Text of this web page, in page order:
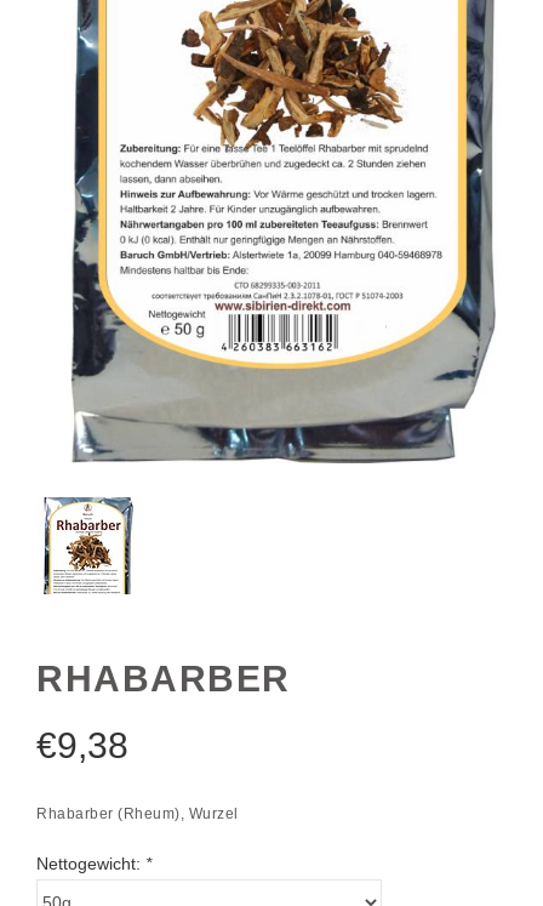
RHABARBER
€9,38
Rhabarber (Rheum), Wurzel
Nettogewicht: *